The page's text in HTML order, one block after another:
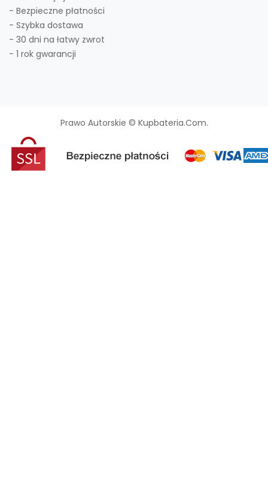
- Bezpieczne płatności
- Szybka dostawa
- 30 dni na łatwy zwrot
- 1 rok gwarancji
Prawo Autorskie © Kupbateria.com.